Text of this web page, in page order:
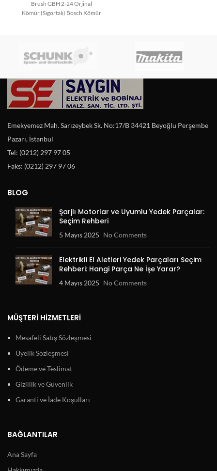
Brush GBH 2-24 Orjinal
Kömür (Sigortalı) Bosch Kömür
Emekyemez Mah. Sarızeybek Sk. No:17/B 34421 Beyoğlu Perşembe
Pazarı, İstanbul
Tel: (0212) 297 97 05
Faks: (0212) 297 97 06
BLOG
Şarjlı Motorlar ve Uyumlu Yedek Parçalar:
Seçim Rehberi
5 Mayıs 2025 No Comments
Elektrikli El Aletleri Yedek Parçaları Seçim
Rehberi: Hangi Parça Ne İşe Yarar?
4 Mayıs 2025 No Comments
MÜŞTERI HIZMETLERI
Mesafeli Satış Sözleşmesi
Üyelik Sözleşmesi
Ödeme ve Teslimat
Gizlilik ve Güvenlik
Garanti ve İade Koşulları
BAĞLANTILAR
Ana Sayfa